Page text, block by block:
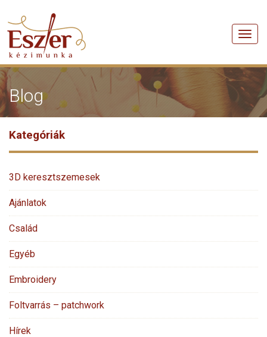
Menü
Blog
Kategóriák
3D keresztszemesek
Ajánlatok
Család
Egyéb
Embroidery
Foltvarrás – patchwork
Hírek